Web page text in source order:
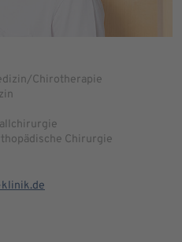
Chirotherapie
Chirurgie